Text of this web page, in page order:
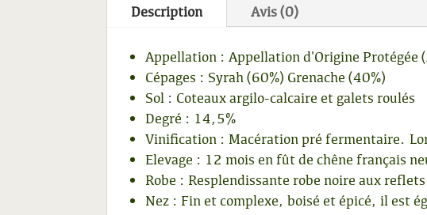
Description Avis (0)
Appellation : Appellation d'Origine Protégée
Cépages : Syrah (60%) Grenache (40%)
Sol : Coteaux argilo-calcaire et galets roulés
Degré : 14,5%
Vinification : Macération pré fermentaire.
Elevage : 12 mois en fût de chêne français
Robe : Resplendissante robe noire aux
Nez : Fin et complexe, boisé et épicé, il est